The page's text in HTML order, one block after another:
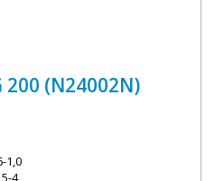
200 (N24002N)
1,0
4